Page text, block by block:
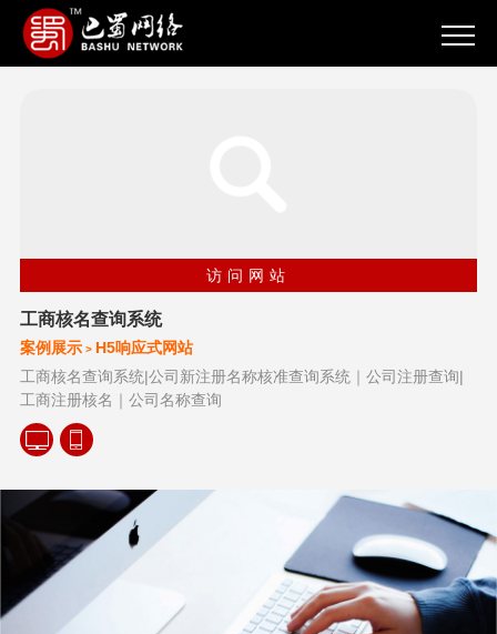
访问网站
工商核名查询系统
案例展示> H5响应式网站
工商核名查询系统|公司新注册名称核准查询系统｜公司注册查询|
工商注册核名｜公司名称查询